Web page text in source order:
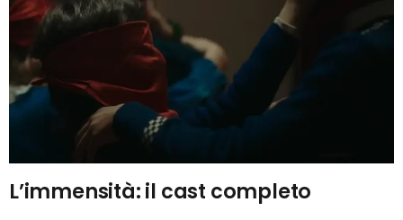
L’immensità: il cast completo